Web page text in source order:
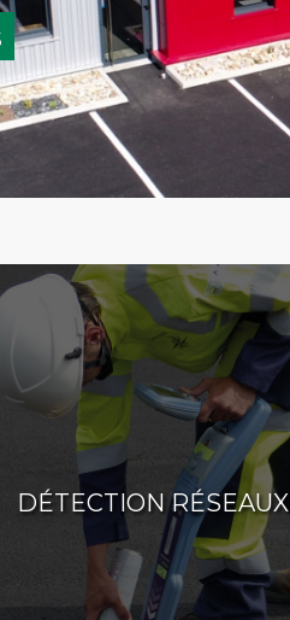
DÉTECTION RÉSEAUX